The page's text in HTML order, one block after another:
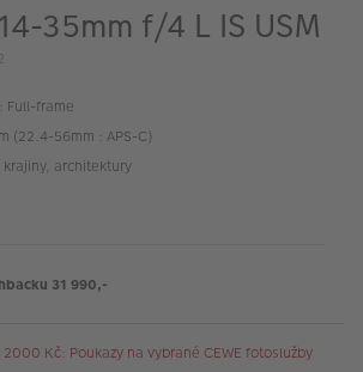
35mm f/4 L IS USM
Full-frame
(22.4-56mm : APS-C)
architektury
31 990,-
2000 Kč: Poukazy na vybrané CEWE fotoslužby